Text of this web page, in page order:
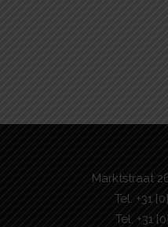
Marktstraat
Tel. +31
Tel. +31